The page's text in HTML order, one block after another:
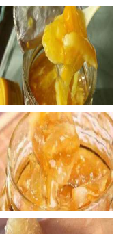
子茶的正确做法-蜂蜜柚
的浸泡方法有哪些？
蜜柚子茶-蜂蜜柚子茶如
饮用？
样做蜂蜜柚子茶-喝蜂蜜